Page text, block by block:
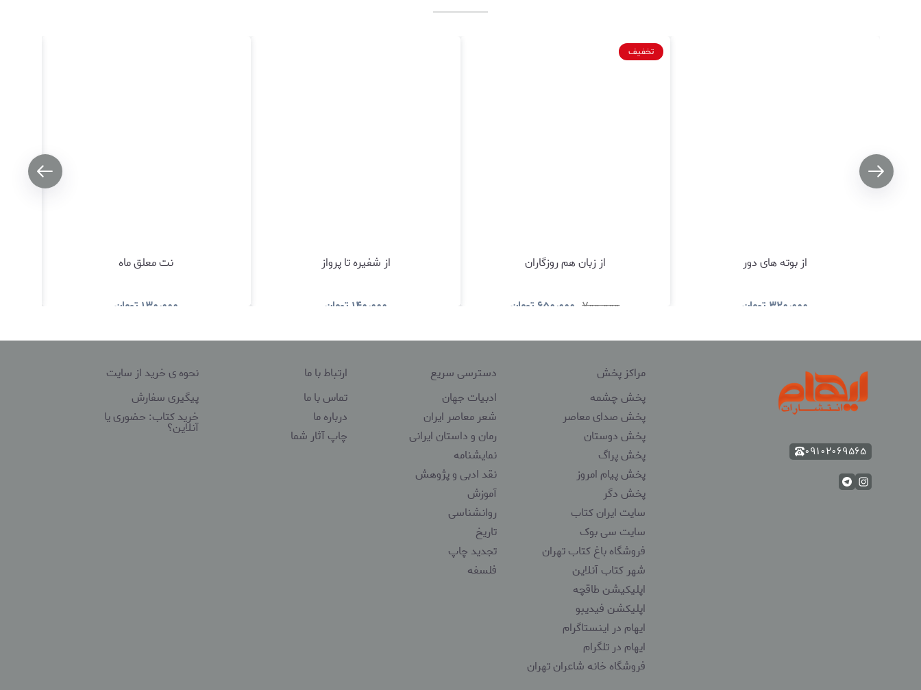
از بوته های دور
۳۲۰٫۰۰۰ تومان
تخفیف
از زبان هم روزگاران
۷۰۰٫۰۰۰ ۶۵۰٫۰۰۰ تومان
از شفیره تا پرواز
۱۴۰٫۰۰۰ تومان
نت معلق ماه
۱۳۰٫۰۰۰ تومان
۰۹۱۰۲۰۶۹۵۶۵
مراکز پخش
پخش چشمه
پخش صدای معاصر
پخش دوستان
پخش پراگ
پخش پیام امروز
پخش دگر
سایت ایران کتاب
سایت سی بوک
فروشگاه باغ کتاب تهران
شهر کتاب آنلاین
اپلیکیشن طاقچه
اپلیکشن فیدیبو
ایهام در اینستاگرام
ایهام در تلگرام
فروشگاه خانه شاعران تهران
دسترسی سریع
ادبیات جهان
شعر معاصر ایران
رمان و داستان ایرانی
نمایشنامه
نقد ادبی و پژوهش
آموزش
روانشناسی
تاریخ
تجدید چاپ
فلسفه
ارتباط با ما
تماس با ما
درباره ما
چاپ آثار شما
نحوه ی خرید از سایت
پیگیری سفارش
خرید کتاب: حضوری یا
آنلاین؟